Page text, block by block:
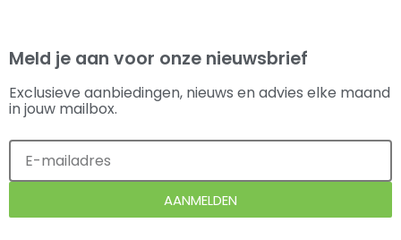
Meld je aan voor onze nieuwsbrief
Exclusieve aanbiedingen, nieuws en advies elke maand
in jouw mailbox.
AANMELDEN